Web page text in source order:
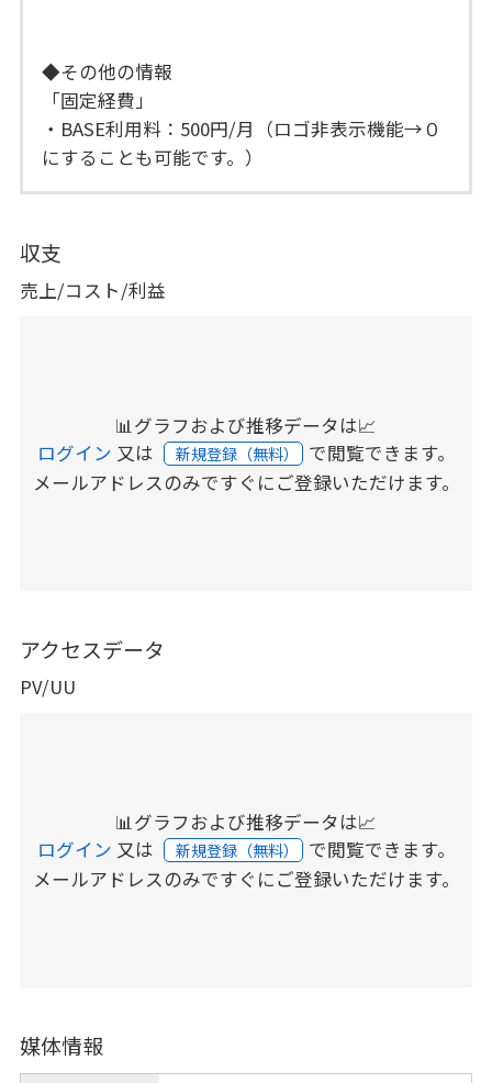
◆その他の情報
「固定経費」
・BASE利用料：500円/月（ロゴ非表示機能→０
にすることも可能です。）
収支
売上/コスト/利益
📊グラフおよび推移データは📈
ログイン 又は 新規登録（無料） で閲覧できます。
メールアドレスのみですぐにご登録いただけます。
アクセスデータ
PV/UU
📊グラフおよび推移データは📈
ログイン 又は 新規登録（無料） で閲覧できます。
メールアドレスのみですぐにご登録いただけます。
媒体情報